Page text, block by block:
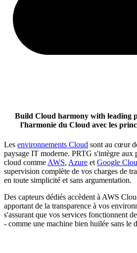
Build Cloud harmony with leading
l'harmonie du Cloud avec les
Les environnements Cloud sont au cœur
paysage IT moderne. PRTG s'intègre aux
cloud comme AWS, Azure et Google
supervision complète de vos charges de
en toute simplicité et sans argumentation.
Des capteurs dédiés accèdent à AWS
apportant de la transparence à vos
s'assurant que vos services fonctionnent
- comme une machine bien huilée sans le